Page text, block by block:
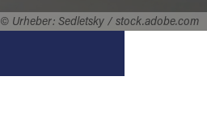
© Urheber: Sedletsky / stock.adobe.com